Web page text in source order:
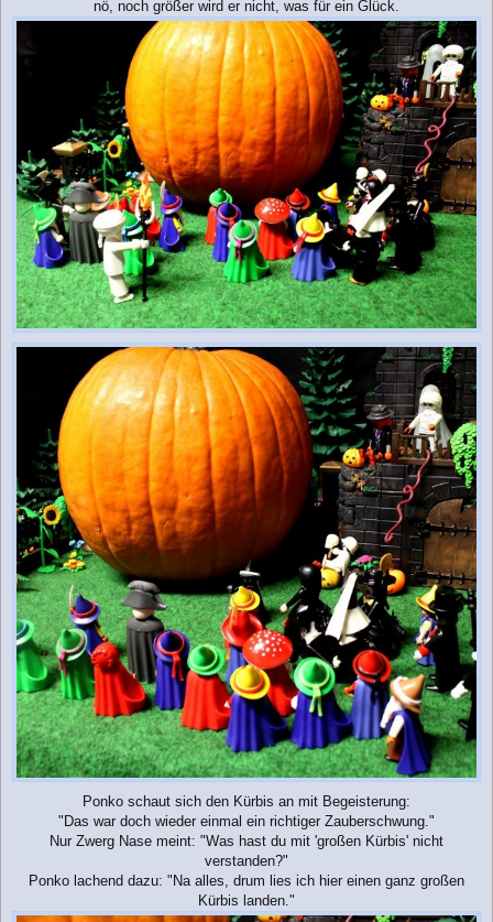
nö, noch größer wird er nicht, was für ein Glück.
Ponko schaut sich den Kürbis an mit Begeisterung:
"Das war doch wieder einmal ein richtiger Zauberschwung."
Nur Zwerg Nase meint: "Was hast du mit 'großen Kürbis' nicht
verstanden?"
Ponko lachend dazu: "Na alles, drum lies ich hier einen ganz großen
Kürbis landen."